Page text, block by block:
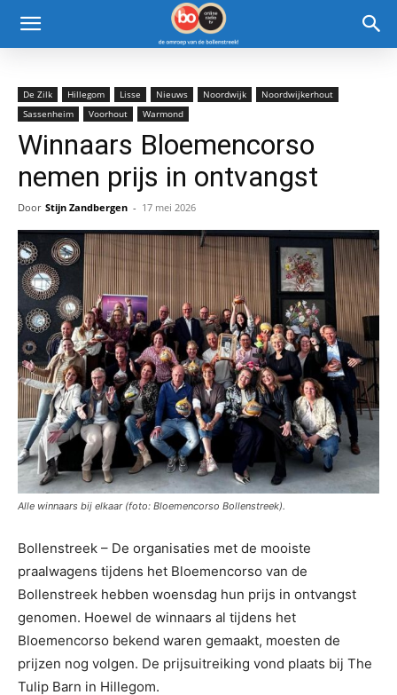
De Zilk Hillegom Lisse Nieuws Noordwijk
Noordwijkerhout
Sassenheim
Voorhout Warmond
Winnaars Bloemencorso
nemen prijs in ontvangst
Door Stijn Zandbergen - 17 mei 2026
Alle winnaars bij elkaar (foto: Bloemencorso Bollenstreek).
Bollenstreek – De organisaties met de mooiste
praalwagens tijdens het Bloemencorso van de
Bollenstreek hebben woensdag hun prijs in ontvangst
genomen. Hoewel de winnaars al tijdens het
Bloemencorso bekend waren gemaakt, moesten de
prijzen nog volgen. De prijsuitreiking vond plaats bij The
Tulip Barn in Hillegom.